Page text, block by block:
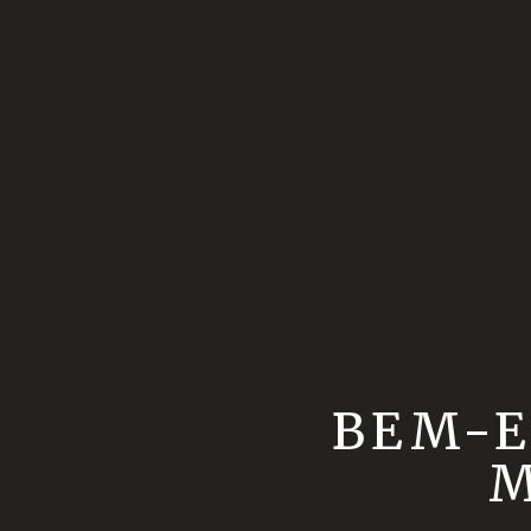
BEM-